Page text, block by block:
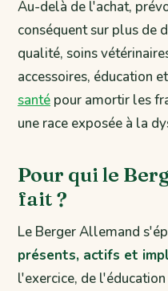
Au-delà de l'achat,
conséquent sur plus de
qualité, soins
accessoires, éducation
santé pour amortir les
une race exposée à la
Pour qui le
fait ?
Le Berger Allemand
présents, actifs et
l'exercice, de